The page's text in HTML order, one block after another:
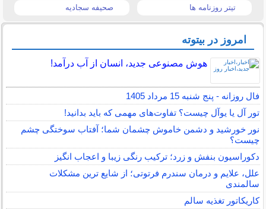
تیتر روزنامه ها صحیفه سجادیه
امروز در بیتوته
هوش مصنوعی جدید، انسان از آب درآمد!
فال روزانه - پنج شنبه 15 مرداد 1405
تور آل یا یوآل چیست؟ تفاوت‌های مهمی که باید بدانید!
نور خورشید و دشمن خاموش چشمان شما؛ آفتاب سوختگی چشم
چیست؟
دکوراسیون بنفش و زرد؛ ترکیب رنگی زیبا و اعجاب انگیز
علل، علایم و درمان سندرم فرتوتی؛ از شایع ترین مشکلات
سالمندی
کاریکاتور تغذیه سالم